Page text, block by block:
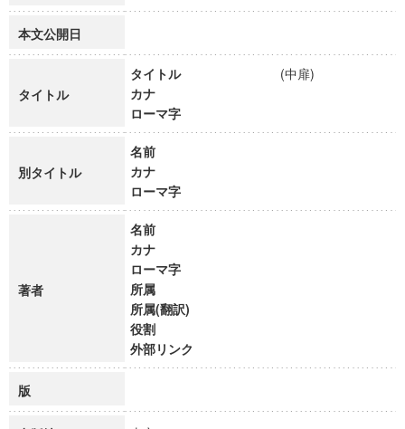
本文公開日
タイトル
タイトル
(中扉)
カナ
ローマ字
別タイトル
名前
カナ
ローマ字
著者
名前
カナ
ローマ字
所属
所属(翻訳)
役割
外部リンク
版